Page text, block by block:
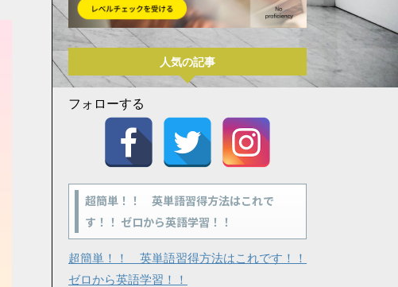
人気の記事
フォローする
超簡単！！ 英単語習得方法はこれで
す！！ ゼロから英語学習！！
超簡単！！ 英単語習得方法はこれです！！
ゼロから英語学習！！